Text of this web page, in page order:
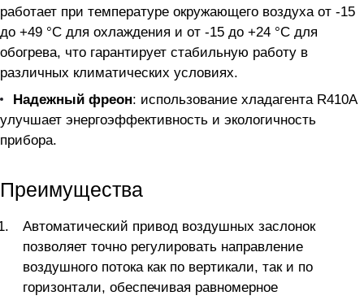
работает при температуре окружающего воздуха от -15
до +49 °C для охлаждения и от -15 до +24 °C для
обогрева, что гарантирует стабильную работу в
различных климатических условиях.
Надежный фреон: использование хладагента R410A
улучшает энергоэффективность и экологичность
прибора.
Преимущества
Автоматический привод воздушных заслонок
позволяет точно регулировать направление
воздушного потока как по вертикали, так и по
горизонтали, обеспечивая равномерное